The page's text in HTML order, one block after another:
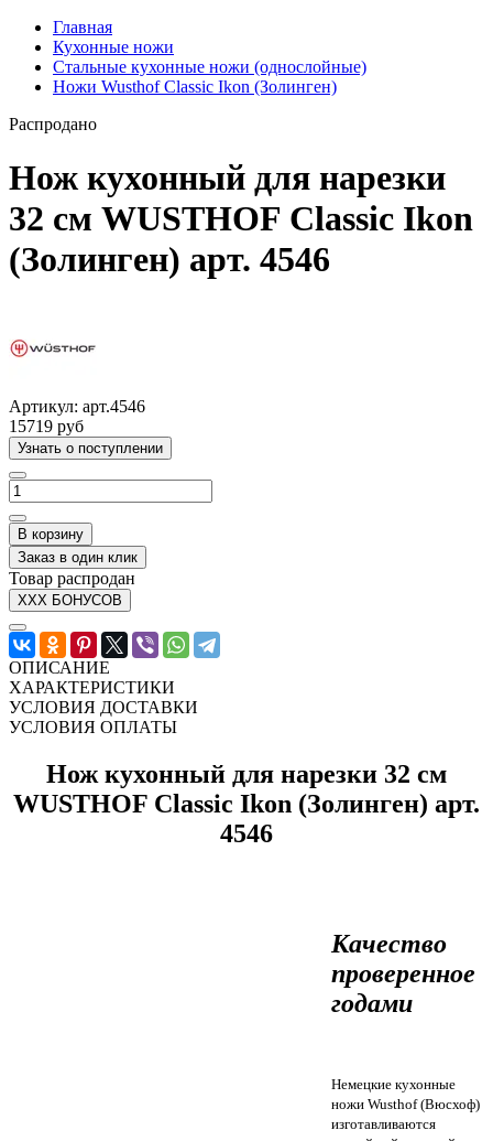
Главная
Кухонные ножи
Стальные кухонные ножи (однослойные)
Ножи Wusthof Classic Ikon (Золинген)
Распродано
Нож кухонный для нарезки
32 см WUSTHOF Classic Ikon
(Золинген) арт. 4546
Артикул: арт.4546
15719 руб
Узнать о поступлении
В корзину
Заказ в один клик
Товар распродан
XXX БОНУСОВ
ОПИСАНИЕ
ХАРАКТЕРИСТИКИ
УСЛОВИЯ ДОСТАВКИ
УСЛОВИЯ ОПЛАТЫ
Нож кухонный для нарезки 32 см
WUSTHOF Classic Ikon (Золинген) арт.
4546
Качество
проверенное
годами
Немецкие кухонные
ножи Wusthof (Вюсхоф)
изготавливаются